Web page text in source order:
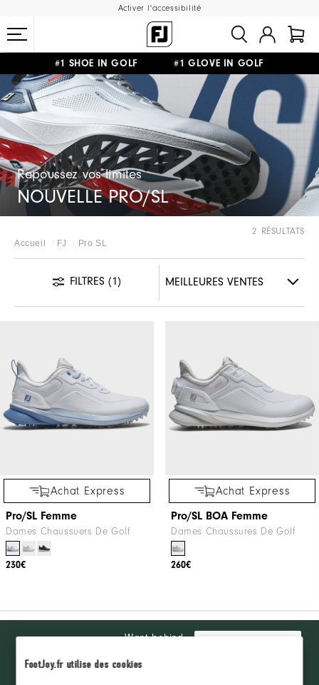
FootJoy.fr utilise des cookies
Activer l'accessibilité
#1 SHOE IN GOLF #1 GLOVE IN GOLF
LIVRAISON OFFERTE
DÈS 99€+ RETOUR GRATUIT
Repoussez vos limites
NOUVELLE PRO/SL
Accueil FJ Pro SL
2 RÉSULTATS
FILTRES (1)
Achat Express
Pro/SL Femme
Dames Chaussuers De Golf
230€
Achat Express
Pro/SL BOA Femme
Dames Chaussures De Golf
260€
Want behind
access and